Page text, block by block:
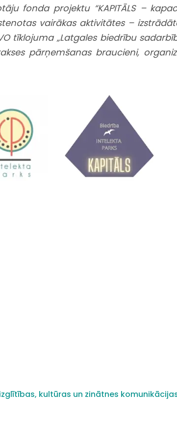
fonda projektu “KAPITĀLS –
vairākas aktivitātes –
tīklojuma „Latgales biedrību
pārņemšanas braucieni,
kultūras un zinātnes